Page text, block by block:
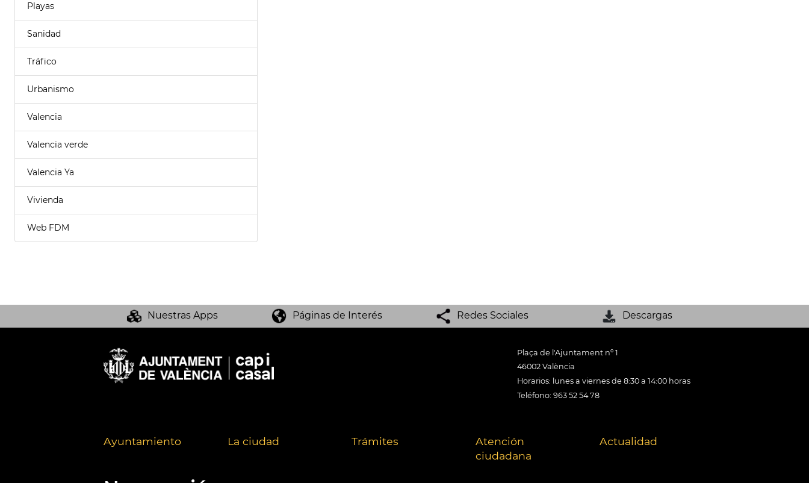
Playas
Sanidad
Tráfico
Urbanismo
Valencia
Valencia verde
Valencia Ya
Vivienda
Web FDM
Nuestras Apps Páginas de Interés Redes Sociales Descargas
Plaça de l'Ajuntament nº 1
46002 València
Horarios: lunes a viernes de 8:30 a 14:00 horas
Teléfono: 963 52 54 78
Ayuntamiento La ciudad Trámites
Atención
ciudadana
Actualidad